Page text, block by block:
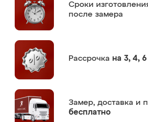
Сроки
после замера
Рассрочка на 3, 4,
Замер, доставка и
бесплатно